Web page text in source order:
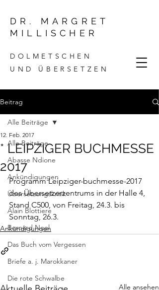
DR. MARGRET
MILLISCHER
DOLMETSCHEN
UND ÜBERSETZEN
Beitrag
Alle Beiträge
Abasse Ndione
Ankündigungen
Übersetzungskritik
Alain Blottiere
Bernard Noel
Das Buch vom Vergessen
Briefe a. j. Marokkaner
Die rote Schwalbe
Alle Beiträge
* LEIPZIGER BUCHMESSE
2017
12. Feb. 2017
Programm Leipziger-buchmesse-2017
des Übersetzerzentrums in der Halle 4,
Stand C500, von Freitag, 24.3. bis
Sonntag, 26.3.
Ankündigungen
Alle ansehen